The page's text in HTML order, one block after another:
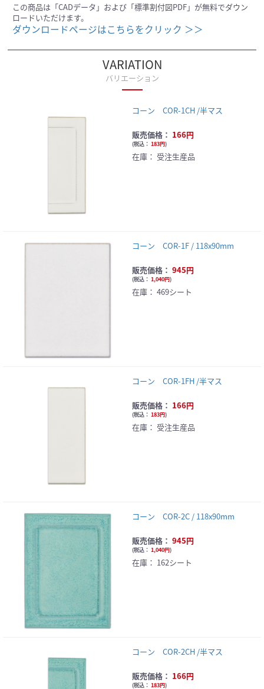
この商品は「CADデータ」および「標準割付図PDF」が無料でダウン
ロードいただけます。
ダウンロードページはこちらをクリック ＞＞
VARIATION
バリエーション
コーン COR-1CH /半マス
販売価格： 166円
(税込： 183円)
在庫： 受注生産品
コーン COR-1F / 118x90mm
販売価格： 945円
(税込： 1,040円)
在庫： 469シート
コーン COR-1FH /半マス
販売価格： 166円
(税込： 183円)
在庫： 受注生産品
コーン COR-2C / 118x90mm
販売価格： 945円
(税込： 1,040円)
在庫： 162シート
コーン COR-2CH /半マス
販売価格： 166円
(税込： 183円)